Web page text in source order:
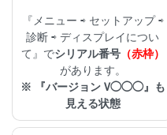
『メニュー ⇨ セットアップ ⇨
診断 ⇨ ディスプレイについ
て』でシリアル番号（赤枠）
があります。
※ 『バージョン V◯◯◯』も
見える状態